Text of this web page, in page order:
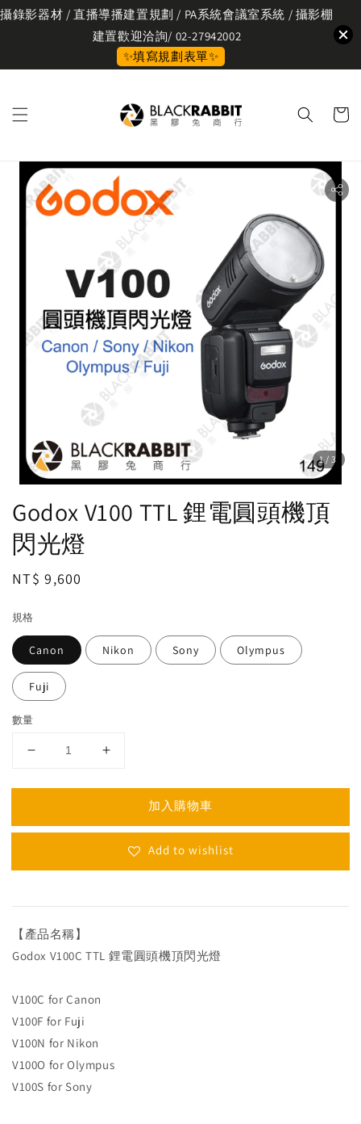
攝錄影器材 / 直播導播建置規劃 / PA系統會議室系統 / 攝影棚
建置歡迎洽詢/ 02-27942002
✨填寫規劃表單✨
1 /3
Godox V100 TTL 鋰電圓頭機頂
閃光燈
Regular
NT$ 9,600
規格
Canon Nikon Sony Olympus
Fuji
數量
加入購物車
Add to wishlist
【產品名稱】
Godox V100C TTL 鋰電圓頭機頂閃光燈
V100C for Canon
V100F for Fuji
V100N for Nikon
V100O for Olympus
V100S for Sony